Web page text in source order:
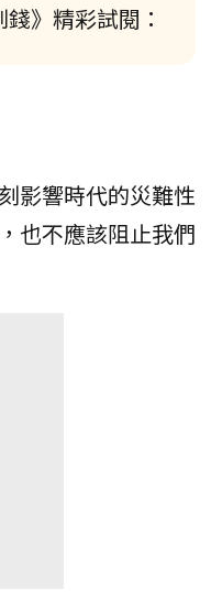
》精彩試閱：
影響時代的災難性
也不應該阻止我們